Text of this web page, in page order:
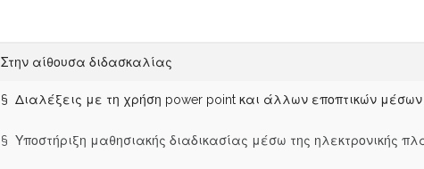
Στην αίθουσα διδασκαλίας
§ Διαλέξεις με τη χρήση power point και άλλων εποπτικών μέσων
§ Υποστήριξη μαθησιακής διαδικασίας μέσω της ηλεκτρονικής